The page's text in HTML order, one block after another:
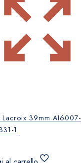
Lacroix 39mm AI6007-
1